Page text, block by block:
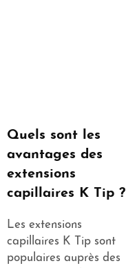
Quels sont les
avantages des
extensions
capillaires K Tip ?
Les extensions
capillaires K Tip sont
populaires auprès des